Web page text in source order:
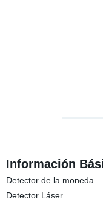
Información
Detector de la moneda
Detector Láser